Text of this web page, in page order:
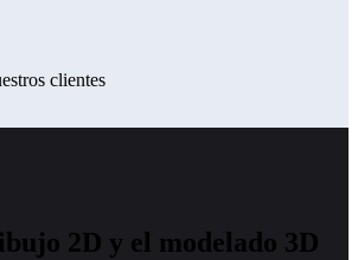
clientes
2D y el modelado 3D